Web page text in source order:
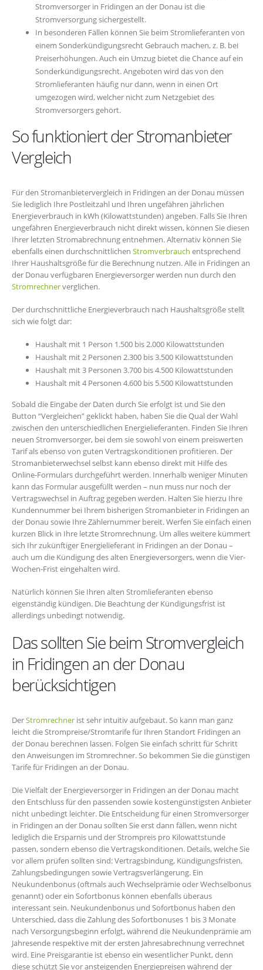
Stromversorger in Fridingen an der Donau ist die
Stromversorgung sichergestellt.
In besonderen Fällen können Sie beim Stromlieferanten von
einem Sonderkündigungsrecht Gebrauch machen, z. B. bei
Preiserhöhungen. Auch ein Umzug bietet die Chance auf ein
Sonderkündigungsrecht. Angeboten wird das von den
Stromlieferanten häufig nur dann, wenn in einen Ort
umgezogen wird, welcher nicht zum Netzgebiet des
Stromversorgers gehört.
So funktioniert der Stromanbieter
Vergleich
Für den Stromanbietervergleich in Fridingen an der Donau müssen
Sie lediglich Ihre Postleitzahl und Ihren ungefähren jährlichen
Energieverbrauch in kWh (Kilowattstunden) angeben. Falls Sie Ihren
ungefähren Energieverbrauch nicht direkt wissen, können Sie diesen
Ihrer letzten Stromabrechnung entnehmen. Alternativ können Sie
ebenfalls einen durchschnittlichen Stromverbrauch entsprechend
Ihrer Haushaltsgröße für die Berechnung nutzen. Alle in Fridingen an
der Donau verfügbaren Energieversorger werden nun durch den
Stromrechnerverglichen.
Der durchschnittliche Energieverbrauch nach Haushaltsgröße stellt
sich wie folgt dar:
Haushalt mit 1 Person 1.500 bis 2.000 Kilowattstunden
Haushalt mit 2 Personen 2.300 bis 3.500 Kilowattstunden
Haushalt mit 3 Personen 3.700 bis 4.500 Kilowattstunden
Haushalt mit 4 Personen 4.600 bis 5.500 Kilowattstunden
Sobald die Eingabe der Daten durch Sie erfolgt ist und Sie den
Button “Vergleichen” geklickt haben, haben Sie die Qual der Wahl
zwischen den unterschiedlichen Energielieferanten. Finden Sie Ihren
neuen Stromversorger, bei dem sie sowohl von einem preiswerten
Tarif als ebenso von guten Vertragskonditionen profitieren. Der
Stromanbieterwechsel selbst kann ebenso direkt mit Hilfe des
Online-Formulars durchgeführt werden. Innerhalb weniger Minuten
kann das Formular ausgefüllt werden – nun muss nur noch der
Vertragswechsel in Auftrag gegeben werden. Halten Sie hierzu Ihre
Kundennummer bei Ihrem bisherigen Stromanbieter in Fridingen an
der Donau sowie Ihre Zählernummer bereit. Werfen Sie einfach einen
kurzen Blick in Ihre letzte Stromrechnung. Um alles weitere kümmert
sich Ihr zukünftiger Energielieferant in Fridingen an der Donau –
auch um die Kündigung des alten Energieversorgers, wenn die Vier-
Wochen-Frist eingehalten wird.
Natürlich können Sie Ihren alten Stromlieferanten ebenso
eigenständig kündigen. Die Beachtung der Kündigungsfrist ist
allerdings unbedingt notwendig.
Das sollten Sie beim Stromvergleich
in Fridingen an der Donau
berücksichtigen
DerStromrechner ist sehr intuitiv aufgebaut. So kann man ganz
leicht die Strompreise/Stromtarife für Ihren Standort Fridingen an
der Donau berechnen lassen. Folgen Sie einfach schritt für Schritt
den Anweisungen im Stromrechner. So bekommen Sie die günstigen
Tarife für Fridingen an der Donau.
Die Vielfalt der Energieversorger in Fridingen an der Donau macht
den Entschluss für den passenden sowie kostengünstigsten Anbieter
nicht unbedingt leichter. Die Entscheidung für einen Stromversorger
in Fridingen an der Donau sollten Sie erst dann fällen, wenn nicht
lediglich die Ersparnis und der Strompreis pro Kilowattstunde
passen, sondern ebenso die Vertragskonditionen. Details, welche Sie
vor allem prüfen sollten sind: Vertragsbindung, Kündigungsfristen,
Zahlungsbedingungen sowie Vertragsverlängerung. Ein
Neukundenbonus (oftmals auch Wechselprämie oder Wechselbonus
genannt) oder ein Sofortbonus können ebenfalls überaus
interessant sein. Neukundenbonus und Sofortbonus haben den
Unterschied, dass die Zahlung des Sofortbonuses 1 bis 3 Monate
nach Versorgungsbeginn erfolgt, während die Neukundenprämie am
Jahresende respektive mit der ersten Jahresabrechnung verrechnet
wird. Eine Preisgarantie ist ebenso ein wesentlicher Punkt, denn
diese schützt Sie vor ansteigenden Energiepreisen während der